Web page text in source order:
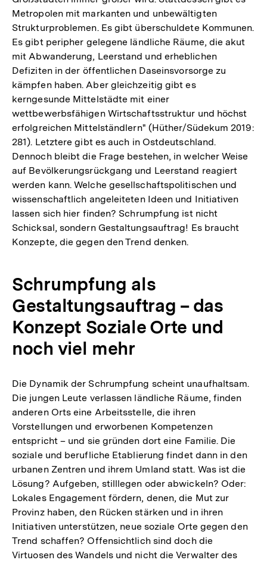
Metropolen mit markanten und unbewältigten
Strukturproblemen. Es gibt überschuldete Kommunen.
Es gibt peripher gelegene ländliche Räume, die akut
mit Abwanderung, Leerstand und erheblichen
Defiziten in der öffentlichen Daseinsvorsorge zu
kämpfen haben. Aber gleichzeitig gibt es
kerngesunde Mittelstädte mit einer
wettbewerbsfähigen Wirtschaftsstruktur und höchst
erfolgreichen Mittelständlern" (Hüther/Südekum 2019:
281). Letztere gibt es auch in Ostdeutschland.
Dennoch bleibt die Frage bestehen, in welcher Weise
auf Bevölkerungsrückgang und Leerstand reagiert
werden kann. Welche gesellschaftspolitischen und
wissenschaftlich angeleiteten Ideen und Initiativen
lassen sich hier finden? Schrumpfung ist nicht
Schicksal, sondern Gestaltungsauftrag! Es braucht
Konzepte, die gegen den Trend denken.
Schrumpfung als
Gestaltungsauftrag – das
Konzept Soziale Orte und
noch viel mehr
Die Dynamik der Schrumpfung scheint unaufhaltsam.
Die jungen Leute verlassen ländliche Räume, finden
anderen Orts eine Arbeitsstelle, die ihren
Vorstellungen und erworbenen Kompetenzen
entspricht – und sie gründen dort eine Familie. Die
soziale und berufliche Etablierung findet dann in den
urbanen Zentren und ihrem Umland statt. Was ist die
Lösung? Aufgeben, stilllegen oder abwickeln? Oder:
Lokales Engagement fördern, denen, die Mut zur
Provinz haben, den Rücken stärken und in ihren
Initiativen unterstützen, neue soziale Orte gegen den
Trend schaffen? Offensichtlich sind doch die
Virtuosen des Wandels und nicht die Verwalter des